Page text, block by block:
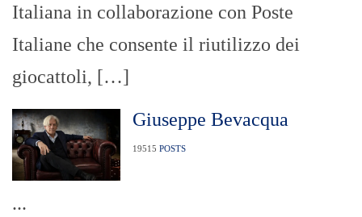
Italiana in collaborazione con Poste
Italiane che consente il riutilizzo dei
giocattoli, […]
Giuseppe Bevacqua
19515 POSTS
...